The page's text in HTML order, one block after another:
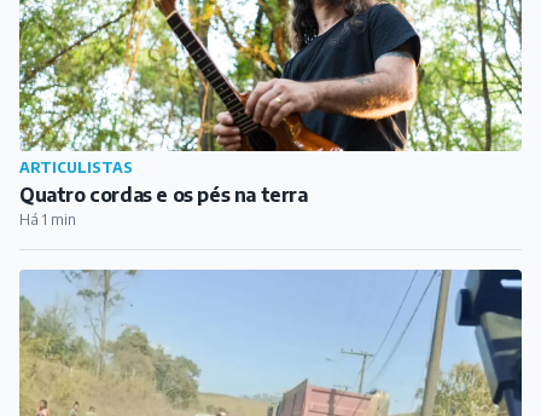
ARTICULISTAS
Quatro cordas e os pés na terra
Há 1 min